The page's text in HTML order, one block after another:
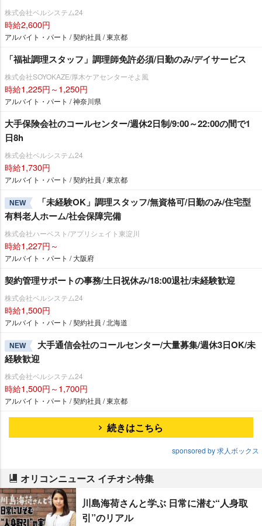
株式会社ベルシステム24
時給2,600円
アルバイト・パート / 契約社員 / 東京都
「福祉調理スタッフ」調理師免許必須/日勤のみ/デイサービス
株式会社SOYOKAZE/厚木ケアセンターそよ風
時給1,225円～1,250円
アルバイト・パート / 神奈川県
大手保険会社のコールセンター/週休2日制/9:00～22:00の間で1
日8h
株式会社ベルシステム24
時給1,730円
アルバイト・パート / 契約社員 / 東京都
NEW
「未経験OK」調理スタッフ/無資格可/日勤のみ/住宅型
有料老人ホーム/社会保障完備
株式会社ハーベスト/アプリシェイト東淀川
時給1,227円～
アルバイト・パート / 大阪府
契約管理サポートの事務/土日祝休み/18:00退社/未経験歓迎
株式会社ベルシステム24
時給1,500円
アルバイト・パート / 契約社員 / 北海道
NEW
大手通信会社のコールセンター/大量募集/週休3日OK/未
経験歓迎
株式会社ベルシステム24
時給1,500円～1,700円
アルバイト・パート / 契約社員 / 東京都
続きはこちら
sponsored by 求人ボックス
オリコンニュース イチオシ特集
川島海荷さんと学ぶ 日常に潜む“人身取
引”のリアル